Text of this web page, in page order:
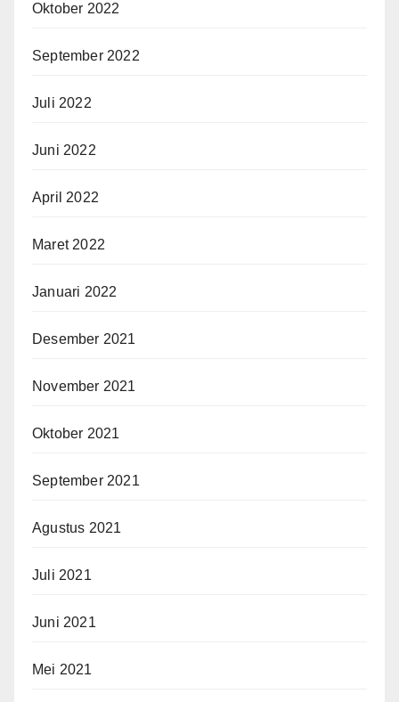
Oktober 2022
September 2022
Juli 2022
Juni 2022
April 2022
Maret 2022
Januari 2022
Desember 2021
November 2021
Oktober 2021
September 2021
Agustus 2021
Juli 2021
Juni 2021
Mei 2021